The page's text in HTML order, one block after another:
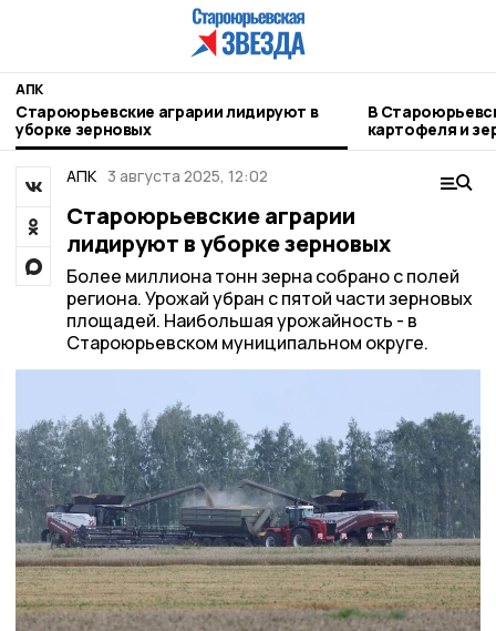
АПК
Староюрьевские аграрии лидируют в
уборке зерновых
В
картофеля и
АПК 3 августа 2025, 12:02
Староюрьевские аграрии
лидируют в уборке зерновых
Более миллиона тонн зерна собрано с полей
региона. Урожай убран с пятой части зерновых
площадей. Наибольшая урожайность - в
Староюрьевском муниципальном округе.